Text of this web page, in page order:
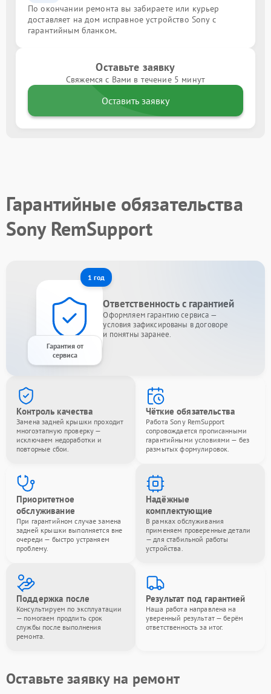
По окончании ремонта вы забираете или курьер
доставляет на дом исправное устройство Sony с
гарантийным бланком.
Оставьте заявку
Свяжемся с Вами в течение 5 минут
Оставить заявку
Гарантийные обязательства
Sony RemSupport
1 год
Гарантия от
сервиса
Ответственность с гарантией
Оформляем гарантию сервиса —
условия зафиксированы в договоре
и понятны заранее.
Контроль качества
Замена задней крышки проходит
многоэтапную проверку —
исключаем недоработки и
повторные сбои.
Чёткие обязательства
Работа Sony RemSupport
сопровождается прописанными
гарантийными условиями — без
размытых формулировок.
Приоритетное
обслуживание
При гарантийном случае замена
задней крышки выполняется вне
очереди — быстро устраняем
проблему.
Надёжные
комплектующие
В рамках обслуживания
применяем проверенные детали
— для стабильной работы
устройства.
Поддержка после
Консультируем по эксплуатации
— помогаем продлить срок
службы после выполнения
ремонта.
Результат под гарантией
Наша работа направлена на
уверенный результат — берём
ответственность за итог.
Оставьте заявку на ремонт